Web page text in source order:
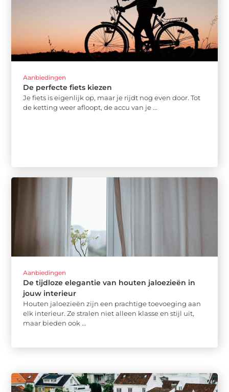
Aanbiedingen
De perfecte fiets kiezen
Je fiets is eigenlijk op, maar je rijdt nog even door. Tot
de ketting weer afloopt, de accu van je ...
Aanbiedingen
De tijdloze elegantie van houten jaloezieën in
jouw interieur
Houten jaloezieën zijn een prachtige toevoeging aan
elk interieur. Ze stralen niet alleen klasse en stijl uit,
maar bieden ook ...